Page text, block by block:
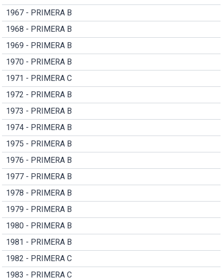
1967 - PRIMERA B
1968 - PRIMERA B
1969 - PRIMERA B
1970 - PRIMERA B
1971 - PRIMERA C
1972 - PRIMERA B
1973 - PRIMERA B
1974 - PRIMERA B
1975 - PRIMERA B
1976 - PRIMERA B
1977 - PRIMERA B
1978 - PRIMERA B
1979 - PRIMERA B
1980 - PRIMERA B
1981 - PRIMERA B
1982 - PRIMERA C
1983 - PRIMERA C